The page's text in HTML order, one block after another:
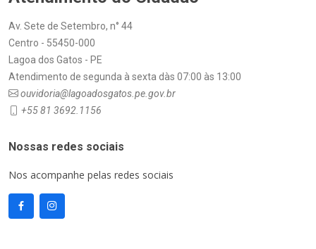
Av. Sete de Setembro, n° 44
Centro - 55450-000
Lagoa dos Gatos - PE
Atendimento de segunda à sexta dàs 07:00 às 13:00
ouvidoria@lagoadosgatos.pe.gov.br
+55 81 3692.1156
Nossas redes sociais
Nos acompanhe pelas redes sociais